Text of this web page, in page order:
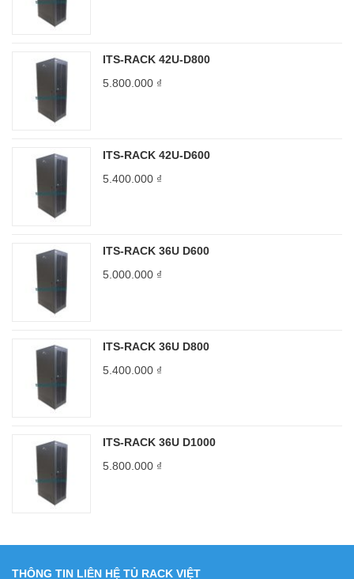
ITS-RACK 42U-D800
5.800.000 ₫
ITS-RACK 42U-D600
5.400.000 ₫
ITS-RACK 36U D600
5.000.000 ₫
ITS-RACK 36U D800
5.400.000 ₫
ITS-RACK 36U D1000
5.800.000 ₫
THÔNG TIN LIÊN HỆ TỦ RACK VIỆT